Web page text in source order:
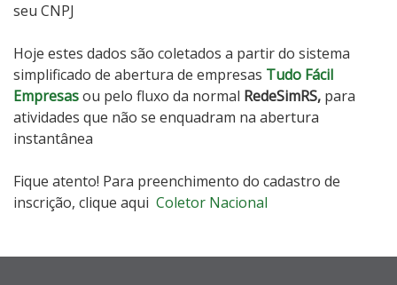
seu CNPJ
Hoje estes dados são coletados a partir do sistema
simplificado de abertura de empresas Tudo Fácil
Empresasou pelo fluxo da normal RedeSimRS, para
atividades que não se enquadram na abertura
instantânea
Fique atento! Para preenchimento do cadastro de
inscrição, clique aqui Coletor Nacional